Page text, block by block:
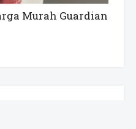
Murah Guardian